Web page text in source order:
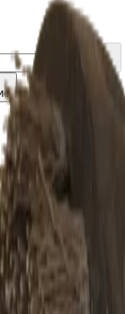
товар
Характеристики
стали для CVA,